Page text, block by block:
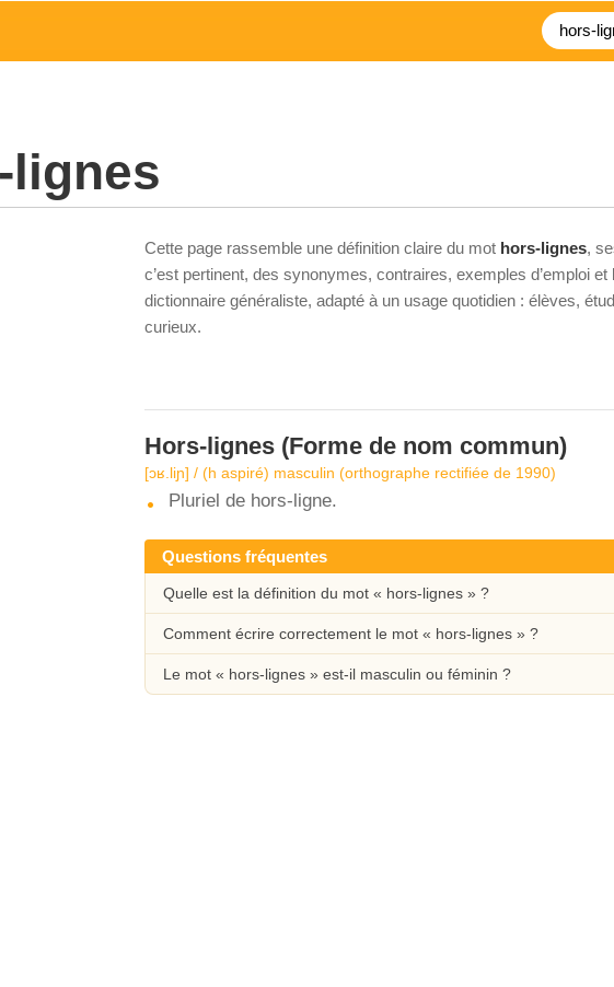
lignes
Cette page rassemble une définition claire du mot hors-lignes,
c’est pertinent, des synonymes, contraires, exemples d’emploi
dictionnaire généraliste, adapté à un usage quotidien : élèves,
curieux.
Hors-lignes (Forme de nom commun)
[ɔʁ.liɲ] / (h aspiré) masculin (orthographe rectifiée de 1990)
Pluriel de hors-ligne.
Questions fréquentes
Quelle est la définition du mot « hors-lignes » ?
Comment écrire correctement le mot « hors-lignes » ?
Le mot « hors-lignes » est-il masculin ou féminin ?